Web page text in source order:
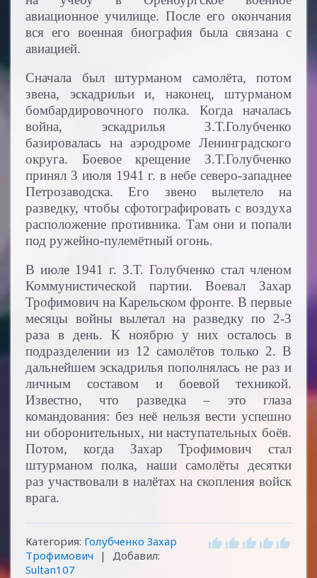
авиационное училище. После его окончания
вся его военная биография была связана с
авиацией.
Сначала был штурманом самолёта, потом
звена, эскадрильи и, наконец, штурманом
бомбардировочного полка. Когда началась
война, эскадрилья З.Т.Голубченко
базировалась на аэродроме Ленинградского
округа. Боевое крещение З.Т.Голубченко
принял 3 июля 1941 г. в небе северо-западнее
Петрозаводска. Его звено вылетело на
разведку, чтобы сфотографировать с воздуха
расположение противника. Там они и попали
под ружейно-пулемётный огонь.
В июле 1941 г. З.Т. Голубченко стал членом
Коммунистической партии. Воевал Захар
Трофимович на Карельском фронте. В первые
месяцы войны вылетал на разведку по 2-3
раза в день. К ноябрю у них осталось в
подразделении из 12 самолётов только 2. В
дальнейшем эскадрилья пополнялась не раз и
личным составом и боевой техникой.
Известно, что разведка – это глаза
командования: без неё нельзя вести успешно
ни оборонительных, ни наступательных боёв.
Потом, когда Захар Трофимович стал
штурманом полка, наши самолёты десятки
раз участвовали в налётах на скопления войск
врага.
Категория: Голубченко Захар
Трофимович
| Добавил:
Sultan107